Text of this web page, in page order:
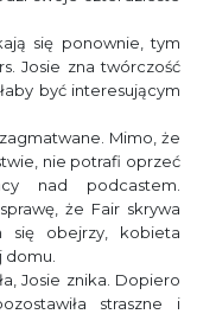
się ponownie, tym
Josie zna twórczość
być interesującym
Mimo, że
nie potrafi oprzeć
nad podcastem.
że Fair skrywa
się obejrzy, kobieta
domu.
Josie znika. Dopiero
straszne i